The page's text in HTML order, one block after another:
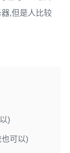
,但是人比较
)
可以)